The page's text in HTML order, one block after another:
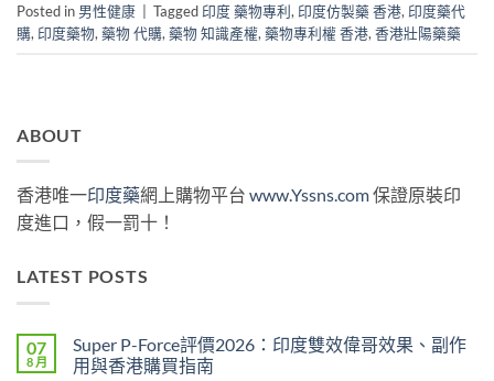
Posted in 男性健康 Tagged 印度 藥物專利, 印度仿製藥 香港, 印度藥代
購, 印度藥物, 藥物 代購, 藥物 知識產權, 藥物專利權 香港, 香港壯陽藥藥
ABOUT
香港唯一印度藥網上購物平台 www.Yssns.com保證原裝印
度進口，假一罰十！
LATEST POSTS
07
8 月
Super P-Force評價2026：印度雙效偉哥效果、副作
用與香港購買指南